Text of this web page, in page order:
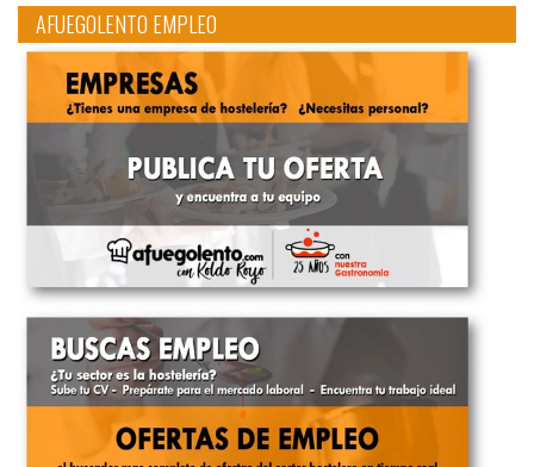
AFUEGOLENTO EMPLEO